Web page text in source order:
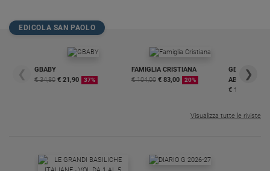
EDICOLA SAN PAOLO
❮
GBABY
€ 34,80 € 21,90 37%
FAMIGLIA CRISTIANA
€ 104,00 € 83,00 20%
GBABY
€ 16,99
❯
Visualizza tutte le riviste